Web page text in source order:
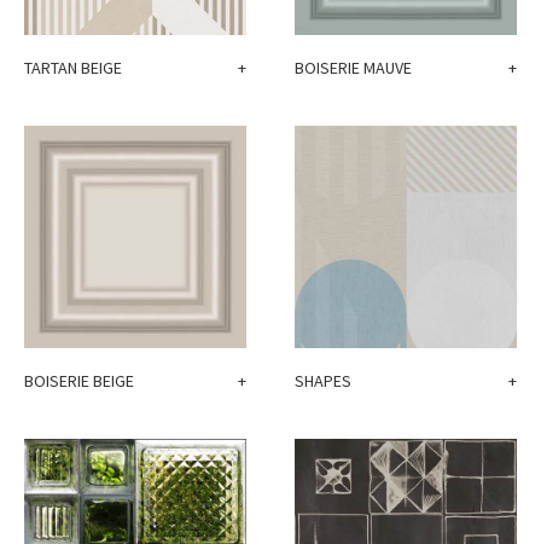
TARTAN BEIGE + BOISERIE MAUVE +
BOISERIE BEIGE + SHAPES +